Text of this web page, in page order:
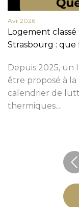
Avr 2026
Logement
Strasbourg : que
Depuis 2025, un
être proposé à
calendrier de
thermiques....